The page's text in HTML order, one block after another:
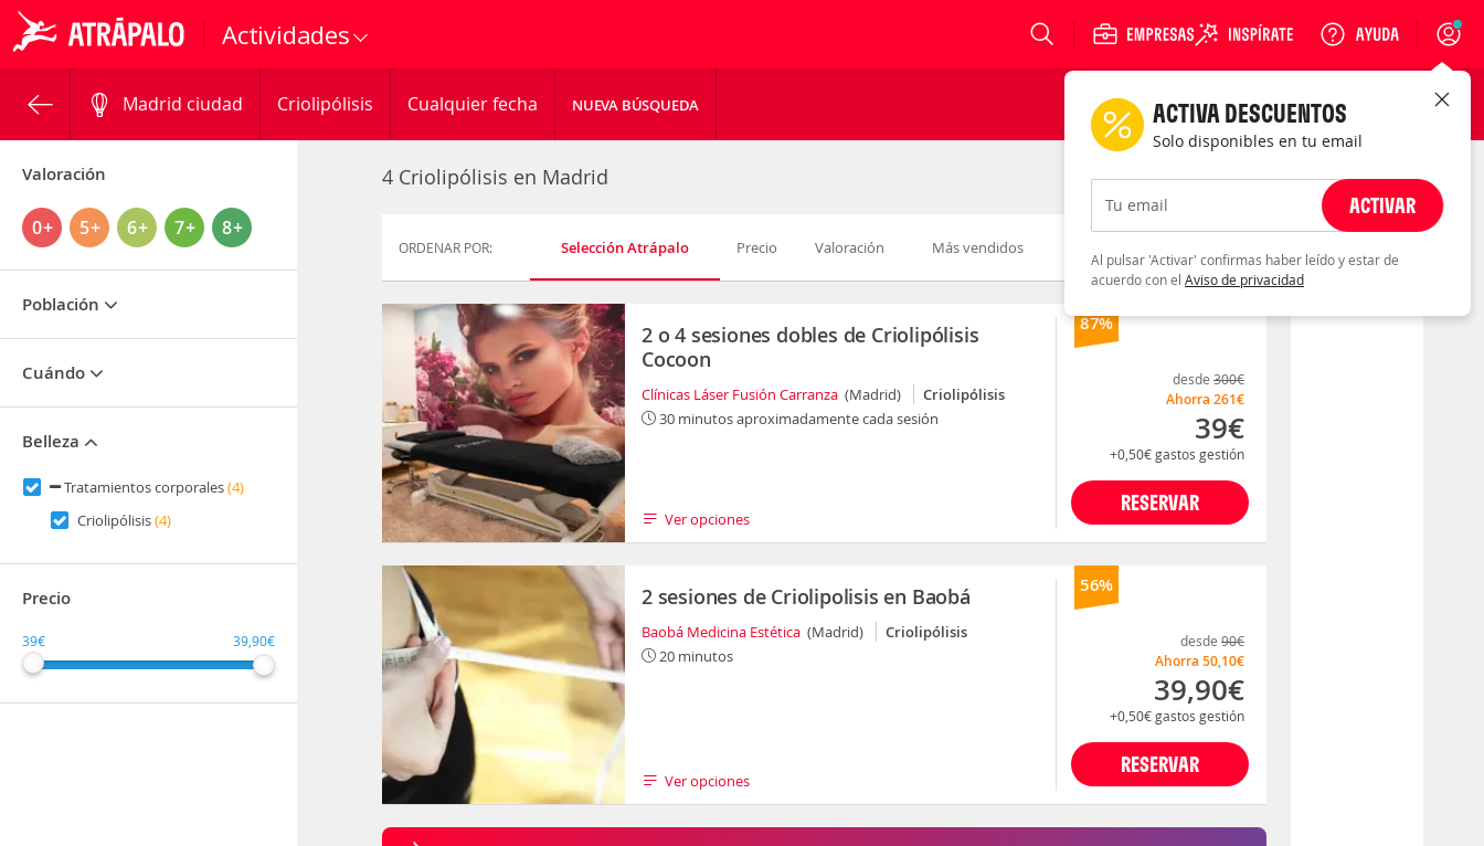
Actividades Login
Madrid ciudad Criolipólisis Cualquier fecha NUEVA BÚSQUEDA
Valoración
0+ 5+ 6+ 7+ 8+
Población
Cuándo
Belleza
Tratamientos corporales(4)
Criolipólisis(4)
Precio
39€ 39,90€
4 Criolipólisis en Madrid
ORDENAR POR: Selección Atrápalo Precio Valoración Más vendidos
87%
2 o 4 sesiones dobles de Criolipólisis
Cocoon
Clínicas Láser Fusión Carranza (Madrid)
Criolipólisis
30 minutos aproximadamente cada sesión
Ver opciones
RESERVAR
desde 300€
Ahorra261€
39€
+0,50€gastos gestión
56%
2 sesiones de Criolipolisis en Baobá
Baobá Medicina Estética (Madrid)
Criolipólisis
20 minutos
Ver opciones
RESERVAR
desde 90€
Ahorra50,10€
39,90€
+0,50€gastos gestión
ACTIVA DESCUENTOS
Solo disponibles en tu email
Tu email ACTIVAR
Al pulsar 'Activar' confirmas haber leído y estar de
acuerdo con el Aviso de privacidad